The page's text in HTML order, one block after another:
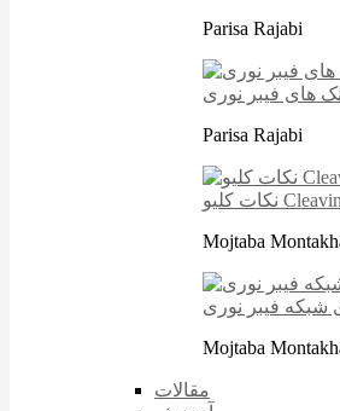
Parisa Rajabi
های فیبر نوری
Parisa Rajabi
Mojtaba
شبکه فیبر نوری
Mojtaba
مقالات